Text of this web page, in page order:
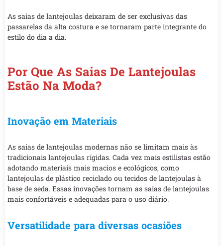
As saias de lantejoulas deixaram de ser exclusivas das
passarelas da alta costura e se tornaram parte integrante do
estilo do dia a dia.
Por Que As Saias De Lantejoulas
Estão Na Moda?
Inovação em Materiais
As saias de lantejoulas modernas não se limitam mais às
tradicionais lantejoulas rígidas. Cada vez mais estilistas estão
adotando materiais mais macios e ecológicos, como
lantejoulas de plástico reciclado ou tecidos de lantejoulas à
base de seda. Essas inovações tornam as saias de lantejoulas
mais confortáveis e adequadas para o uso diário.
Versatilidade para diversas ocasiões